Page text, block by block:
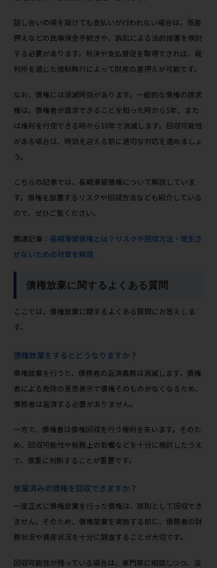
話し合いの場を設けても支払いが行われない場合は、仮差
押えなどの民事保全手続きや、訴訟による法的措置を検討
する必要があります。判決や支払督促を取得できれば、裁
判所を通じた強制執行によって財産の差押えが可能です。
なお、債権には消滅時効があります。一般的な債権の請求
権は、債権者が請求できることを知った時から5年、また
は権利を行使できる時から10年で消滅します。回収可能性
がある場合は、時効を迎える前に適切な対応を進めましょ
う。
こちらの記事では、長期滞留債権について解説していま
す。債権を放置するリスクや回収方法なども紹介している
ので、ぜひご覧ください。
関連記事： 長期滞留債権とは？リスクや回収方法・発生さ
せないための対策を解説
債権放棄に関するよくある質問
ここでは、債権放棄に関するよくある質問にお答えしま
す。
債権放棄をするとどうなりますか？
債権放棄を行うと、債務者の返済義務は消滅します。債権
者による免除の意思表示で債権そのものがなくなるため、
債務者は返済する必要がありません。
一方で、債権者は債権回収を行う権利を失います。そのた
め、回収可能性や税務上の影響などを十分に検討したうえ
で、慎重に判断することが重要です。
放棄済みの債権を回収できますか？
一度正式に債権放棄を行った債権は、原則として回収でき
ません。そのため、債権放棄を実施する前に、債務者の財
務状況や資産状況を十分に調査することが大切です。
回収可能性が残っている場合は、専門家に相談しつつ、法